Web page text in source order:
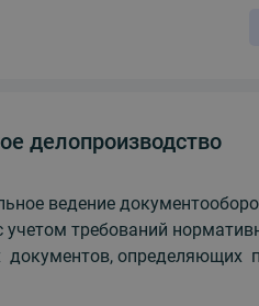
делопроизводство
ведение
учетом требований
документов, определяющих